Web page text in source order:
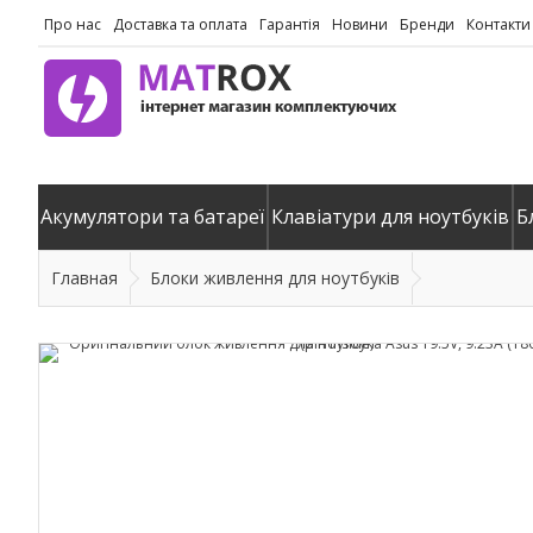
Про нас Доставка та оплата Гарантія Новини Бренди Контакти
Акумулятори та батареї Клавіатури для ноутбуків
Главная Блоки живлення для ноутбуків